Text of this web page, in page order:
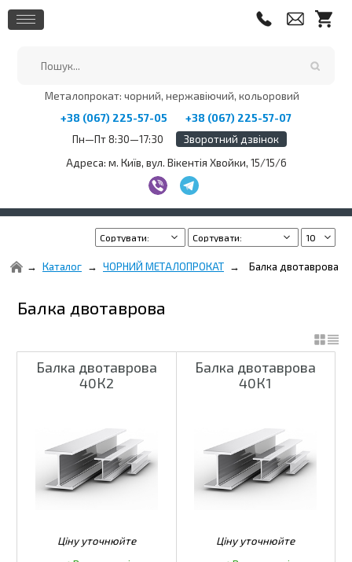
Металопрокат: чорний, нержавіючий, кольоровий
+38 (067) 225-57-05
+38 (067) 225-57-07
Пн—Пт 8:30—17:30
Зворотний дзвінок
Адреса: м. Київ, вул. Вікентія Хвойки, 15/15/6
Каталог ЧОРНИЙ МЕТАЛОПРОКАТ Балка двотаврова
Балка двотаврова
Балка двотаврова
40К2
Балка двотаврова
40К1